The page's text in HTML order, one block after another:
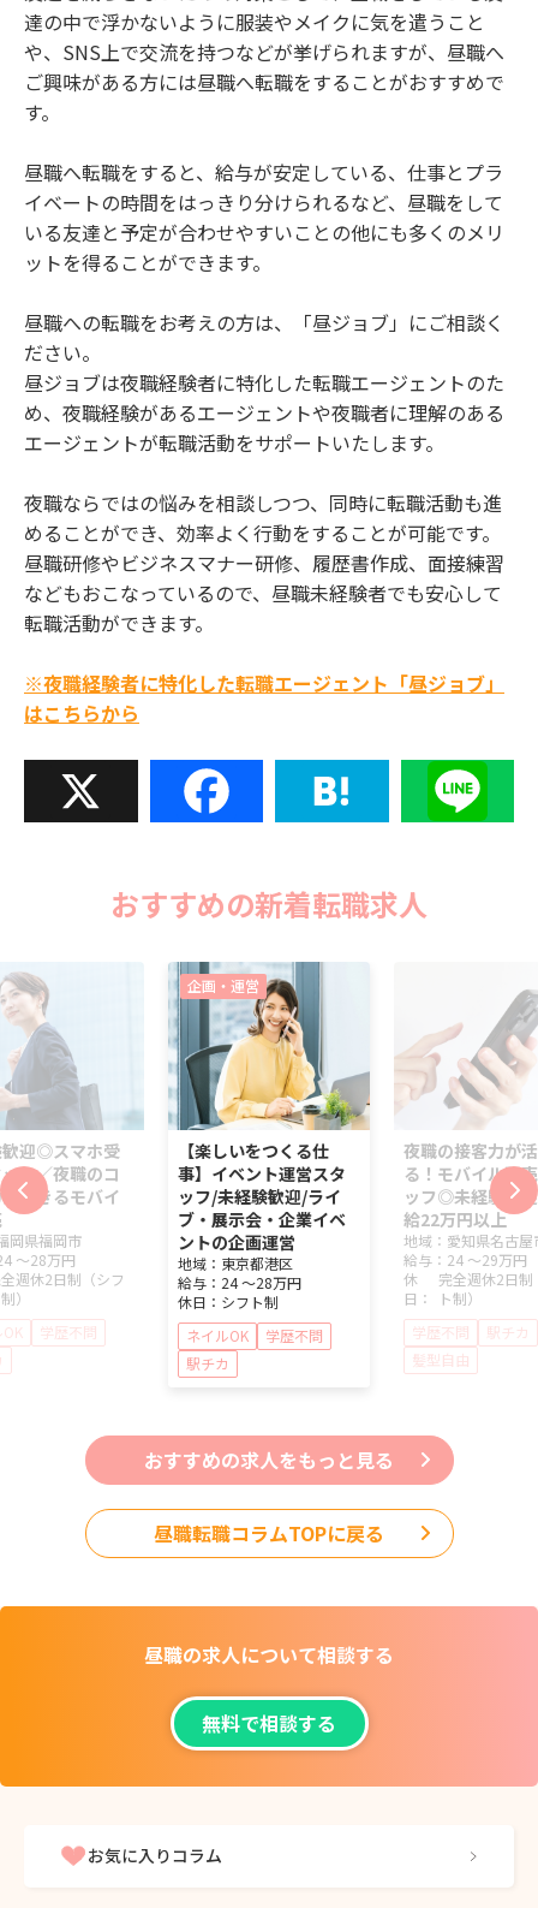
達の中で浮かないように服装やメイクに気を遣うこと
や、SNS上で交流を持つなどが挙げられますが、昼職へ
ご興味がある方には昼職へ転職をすることがおすすめで
す。
昼職へ転職をすると、給与が安定している、仕事とプラ
イベートの時間をはっきり分けられるなど、昼職をして
いる友達と予定が合わせやすいことの他にも多くのメリ
ットを得ることができます。
昼職への転職をお考えの方は、「昼ジョブ」にご相談く
ださい。
昼ジョブは夜職経験者に特化した転職エージェントのた
め、夜職経験があるエージェントや夜職者に理解のある
エージェントが転職活動をサポートいたします。
夜職ならではの悩みを相談しつつ、同時に転職活動も進
めることができ、効率よく行動をすることが可能です。
昼職研修やビジネスマナー研修、履歴書作成、面接練習
などもおこなっているので、昼職未経験者でも安心して
転職活動ができます。
※夜職経験者に特化した転職エージェント「昼ジョブ」
はこちらから
Facebook Hatena Line
おすすめの新着転職求人
迎◎スマホ受
フ／夜職のコ
活きるモバイ
岡県福岡市
～28万円
週休2日制（シフ
）
学歴不問
企画・運営
【楽しいをつくる仕
事】イベント運営スタ
ッフ/未経験歓迎/ライ
ブ・展示会・企業イベ
ントの企画運営
地域： 東京都港区
給与： 24 ～28万円
休日： シフト制
ネイルOK
学歴不問
駅チカ
夜職の接客力が
る！モバイル販
ッフ◎未経験歓
給22万円以上
地域： 愛知県名古屋
給与： 24 ～29万円
休
日：
完全週休2日制
ト制）
学歴不問
駅チカ
髪型自由
おすすめの求人をもっと見る
昼職転職コラムTOPに戻る
昼職の求人について相談する
無料で相談する
お気に入りコラム